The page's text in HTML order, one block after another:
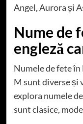
Angel, Aurora și
Nume de
engleză
Numele de fete
M sunt diverse și
explora numele
sunt clasice,